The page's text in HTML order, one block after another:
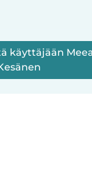
käyttäjään